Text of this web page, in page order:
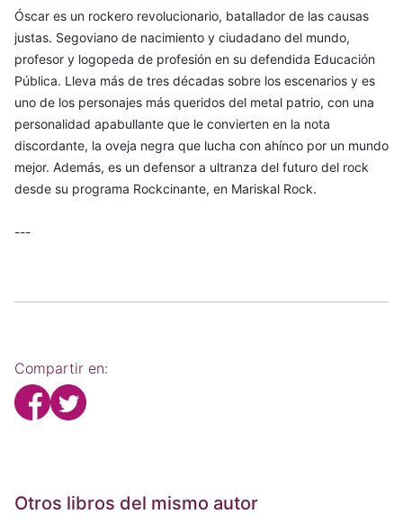
Óscar es un rockero revolucionario, batallador de las causas
justas. Segoviano de nacimiento y ciudadano del mundo,
profesor y logopeda de profesión en su defendida Educación
Pública. Lleva más de tres décadas sobre los escenarios y es
uno de los personajes más queridos del metal patrio, con una
personalidad apabullante que le convierten en la nota
discordante, la oveja negra que lucha con ahínco por un mundo
mejor. Además, es un defensor a ultranza del futuro del rock
desde su programa Rockcinante, en Mariskal Rock.
---
Compartir en:
Otros libros del mismo autor